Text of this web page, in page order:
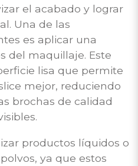
el acabado y lograr
Una de las
es aplicar una
del maquillaje. Este
lisa que permite
mejor, reduciendo
brochas de calidad
productos líquidos o
ya que estos